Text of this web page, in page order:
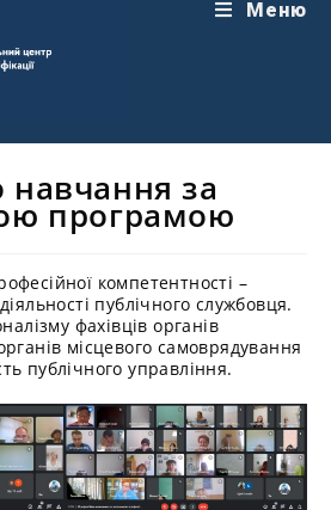
Меню
за
програмою
компетентності –
публічного службовця.
фахівців органів
місцевого самоврядування
публічного управління.